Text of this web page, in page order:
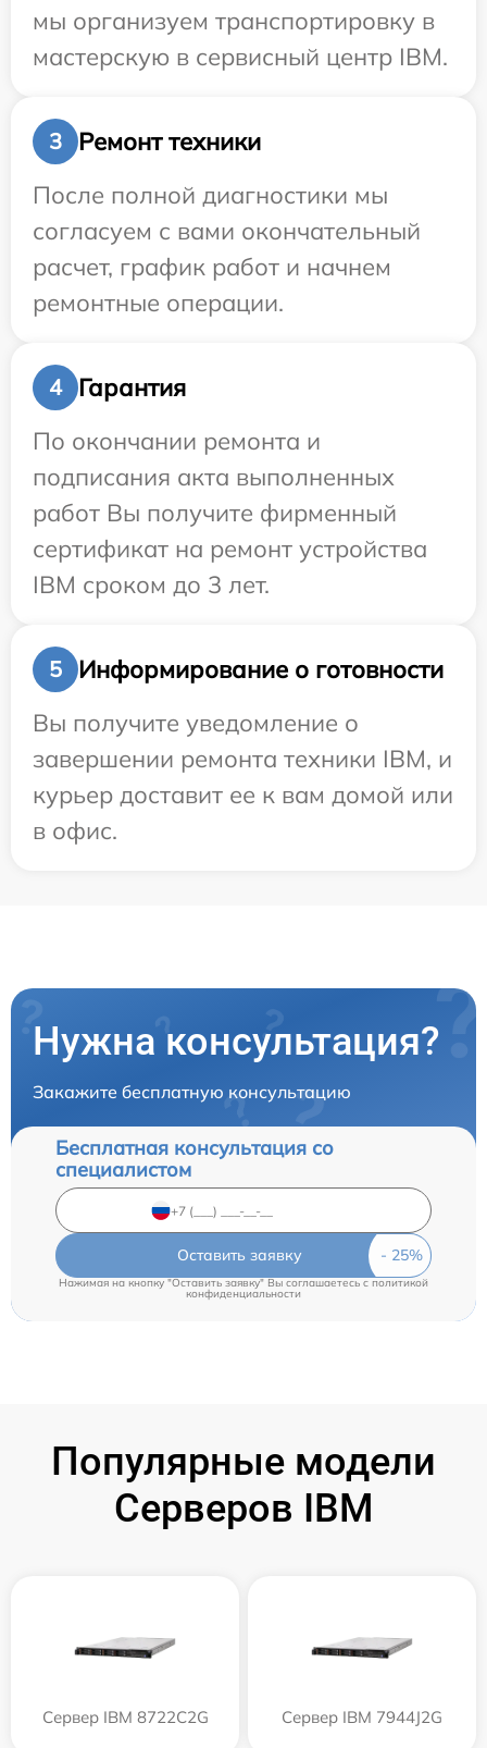
мы организуем транспортировку в
мастерскую в сервисный центр IBM.
3
Ремонт техники
После полной диагностики мы
согласуем с вами окончательный
расчет, график работ и начнем
ремонтные операции.
4
Гарантия
По окончании ремонта и
подписания акта выполненных
работ Вы получите фирменный
сертификат на ремонт устройства
IBM сроком до 3 лет.
5
Информирование о готовности
Вы получите уведомление о
завершении ремонта техники IBM, и
курьер доставит ее к вам домой или
в офис.
Нужна консультация?
Закажите бесплатную консультацию
Бесплатная консультация со
специалистом
Оставить заявку
Нажимая на кнопку "Оставить заявку" Вы соглашаетесь c политикой
конфиденциальности
Популярные модели
Серверов IBM
Сервер IBM 8722C2G Сервер IBM 7944J2G